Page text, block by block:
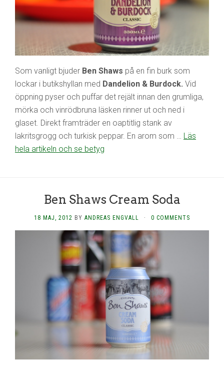
Som vanligt bjuder Ben Shaws på en fin burk som
lockar i butikshyllan med Dandelion & Burdock. Vid
öppning pyser och puffar det rejält innan den grumliga,
mörka och vinrödbruna läsken rinner ut och ned i
glaset. Direkt framträder en oaptitlig stank av
lakritsgrogg och turkisk peppar. En arom som … Läs
hela artikeln och se betyg
Ben Shaws Cream Soda
18 MAJ, 2012 BY ANDREAS ENGVALL · 0 COMMENTS